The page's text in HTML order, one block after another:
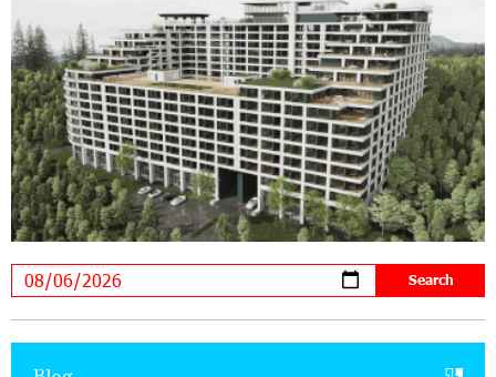
24/2 Shahumyan Street in Ararat
19:04:38 23-07-2026
Scholarship recipients of the “Armenian
Virtuosos” Program participated in the Järvi
Academy and Pärnu Music Festival in Estonia, representing
Armenia on the international stage
11:53:39 23-07-2026
Ucom Supports the Installation of a 15 kW Solar
Power Plant at the Vayk Sports School